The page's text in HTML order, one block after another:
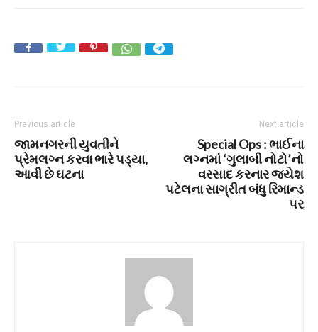
Previous article
જામનગરની યુવતીને
પ્રેમલગ્ન કરવા ભારે પડ્યા,
આવી છે ઘટના
Next article
Special Ops : ભાઈના
લગ્નમાં ‘ગુલાબી નોટો’નો
વરસાદ કરનાર જયેશ
પટેલના સાગ્રીત બંધુ રિમાન્ડ
પર